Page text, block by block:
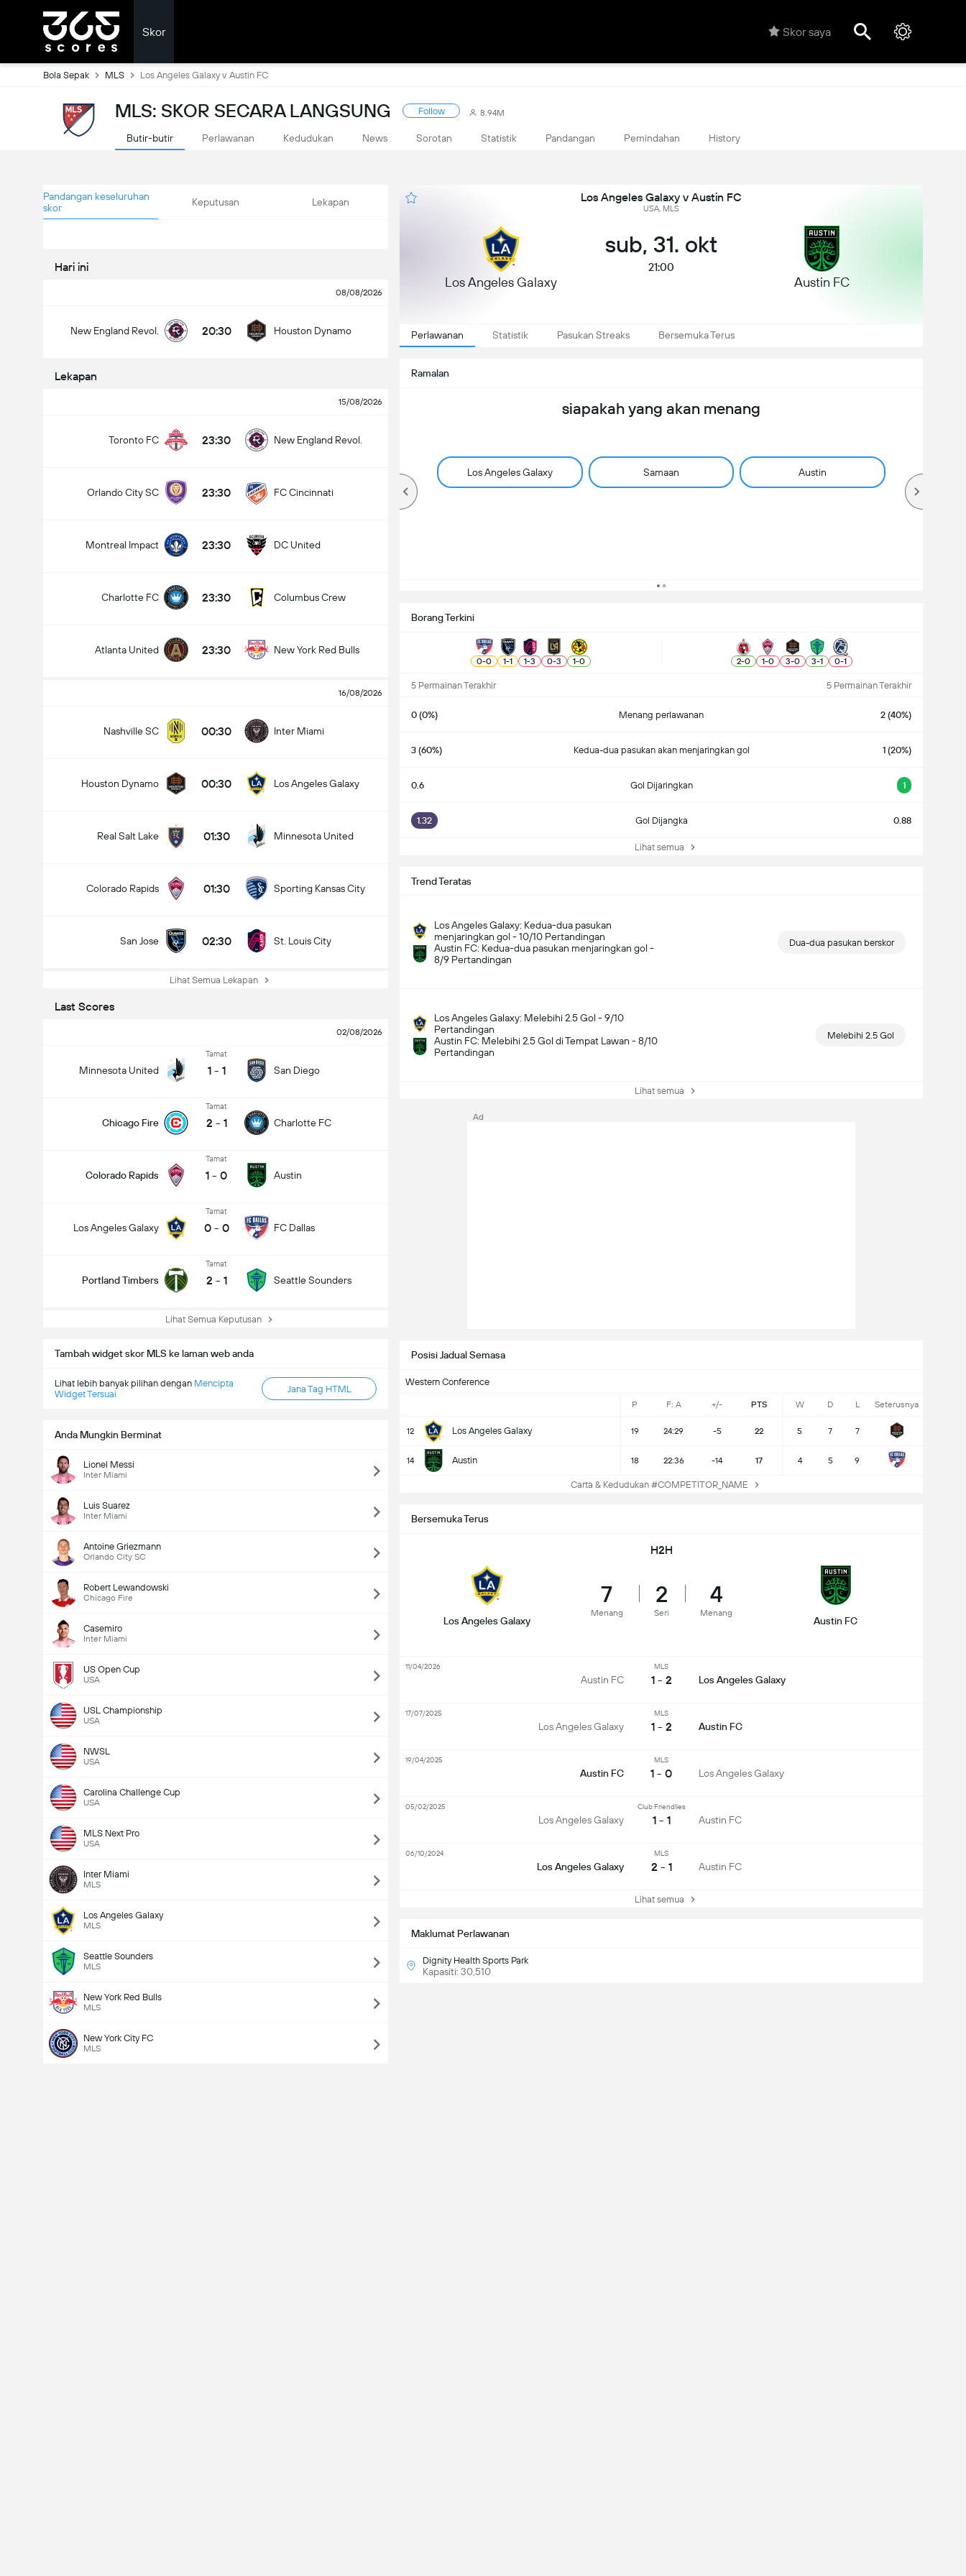
Skor Skor saya
Bola Sepak MLS Los Angeles Galaxy v Austin FC
MLS: SKOR SECARA LANGSUNG Follow 8.94M
Butir-butir Perlawanan Kedudukan News Sorotan Statistik Pandangan Pemindahan History
Pandangan keseluruhan
skor
Keputusan Lekapan
Hari ini
08/08/2026
New England Revol. 20:30 Houston Dynamo
Lekapan
15/08/2026
Toronto FC 23:30 New England Revol.
Orlando City SC 23:30 FC Cincinnati
Montreal Impact 23:30 DC United
Charlotte FC 23:30 Columbus Crew
Atlanta United 23:30 New York Red Bulls
16/08/2026
Nashville SC 00:30 Inter Miami
Houston Dynamo 00:30 Los Angeles Galaxy
Real Salt Lake 01:30 Minnesota United
Colorado Rapids 01:30 Sporting Kansas City
San Jose 02:30 St. Louis City
Lihat Semua Lekapan
Last Scores
02/08/2026
Minnesota United
Tamat
1 - 1 San Diego
Chicago Fire
Tamat
2 - 1 Charlotte FC
Colorado Rapids
Tamat
1 - 0 Austin
Los Angeles Galaxy
Tamat
0 - 0 FC Dallas
Portland Timbers
Tamat
2 - 1 Seattle Sounders
Lihat Semua Keputusan
Tambah widget skor MLS ke laman web anda
Lihat lebih banyak pilihan dengan Mencipta
Widget Tersuai
Jana Tag HTML
Anda Mungkin Berminat
Lionel Messi
Inter Miami
Luis Suarez
Inter Miami
Antoine Griezmann
Orlando City SC
Robert Lewandowski
Chicago Fire
Casemiro
Inter Miami
US Open Cup
USA
USL Championship
USA
NWSL
USA
Carolina Challenge Cup
USA
MLS Next Pro
USA
Inter Miami
MLS
Los Angeles Galaxy
MLS
Seattle Sounders
MLS
New York Red Bulls
MLS
New York City FC
MLS
Los Angeles Galaxy v Austin FC
USA, MLS
Los Angeles Galaxy
sub, 31. okt
21:00
Austin FC
Perlawanan Statistik Pasukan Streaks Bersemuka Terus
Ramalan
siapakah yang akan menang
Los Angeles Galaxy Samaan Austin
Borang Terkini
0-0 1-1 1-3 0-3 1-0 2-0 1-0 3-0 3-1 0-1
5 Permainan Terakhir 5 Permainan Terakhir
0 (0%) Menang perlawanan 2 (40%)
3 (60%) Kedua-dua pasukan akan menjaringkan gol 1 (20%)
0.6 Gol Dijaringkan 1
1.32 Gol Dijangka 0.88
Lihat semua
Trend Teratas
Los Angeles Galaxy: Kedua-dua pasukan
menjaringkan gol - 10/10 Pertandingan
Austin FC: Kedua-dua pasukan menjaringkan gol -
8/9 Pertandingan
Dua-dua pasukan berskor
Los Angeles Galaxy: Melebihi 2.5 Gol - 9/10
Pertandingan
Austin FC: Melebihi 2.5 Gol di Tempat Lawan - 8/10
Pertandingan
Melebihi 2.5 Gol
Lihat semua
Posisi Jadual Semasa
Western Conference
P F: A +/- PTS W D L Seterusnya
12 Los Angeles Galaxy 19 24:29 -5 22 5 7 7
14 Austin 18 22:36 -14 17 4 5 9
Carta & Kedudukan #COMPETITOR_NAME
Maklumat Perlawanan
Dignity Health Sports Park
Kapasiti: 30,510
Bersemuka Terus
H2H
Los Angeles Galaxy
7
Menang
2
Seri
4
Menang
Austin FC
Austin FC
MLS
1 - 2 Los Angeles Galaxy
11/04/2026
Los Angeles Galaxy
MLS
1 - 2 Austin FC
17/07/2025
Austin FC
MLS
1 - 0 Los Angeles Galaxy
19/04/2025
Los Angeles Galaxy
Club Friendlies
1 - 1 Austin FC
05/02/2025
Los Angeles Galaxy
MLS
2 - 1 Austin FC
06/10/2024
Lihat semua
Ad